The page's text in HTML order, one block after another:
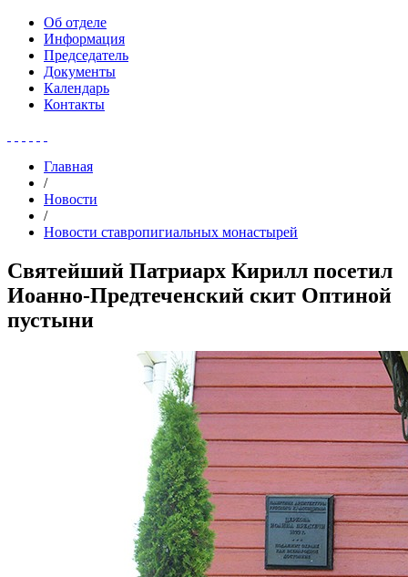
Об отделе
Информация
Председатель
Документы
Календарь
Контакты
Главная
/
Новости
/
Новости ставропигиальных монастырей
Святейший Патриарх Кирилл посетил
Иоанно-Предтеченский скит Оптиной
пустыни